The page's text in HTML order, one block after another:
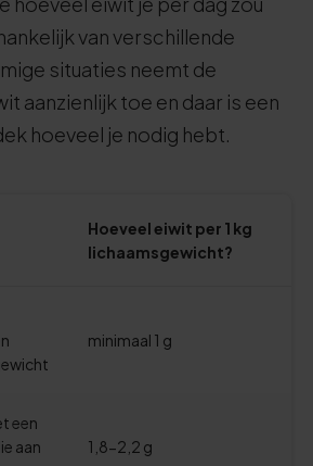
van verschillende
situaties neemt de
aanzienlijk toe en daar is een
hoeveel je nodig hebt.
Hoeveel eiwit per 1 kg
lichaamsgewicht?
minimaal 1 g
een
aan
1,8-2,2 g